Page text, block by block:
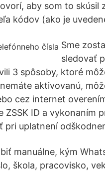
aby som to skúsil
kódov (ako je
Sme
sledovať
3 spôsoby, ktoré
aktivovanú,
cez internet
ID a vykonaním
uplatnení
manuálne, kým
škola, pracovisko,